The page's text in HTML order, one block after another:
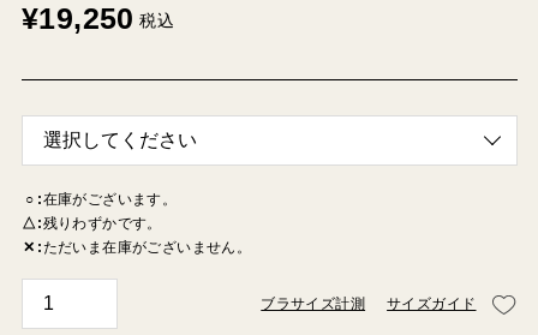
¥19,250 税込
○ 在庫がございます。
△ 残りわずかです。
✕ ただいま在庫がございません。
ブラサイズ計測 サイズガイド